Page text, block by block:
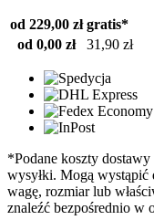
od 229,00 zł gratis*
od 0,00 zł
31,90 zł
*Podane koszty
wysyłki. Mogą wystąpić
wagę, rozmiar lub
znaleźć bezpośrednio w